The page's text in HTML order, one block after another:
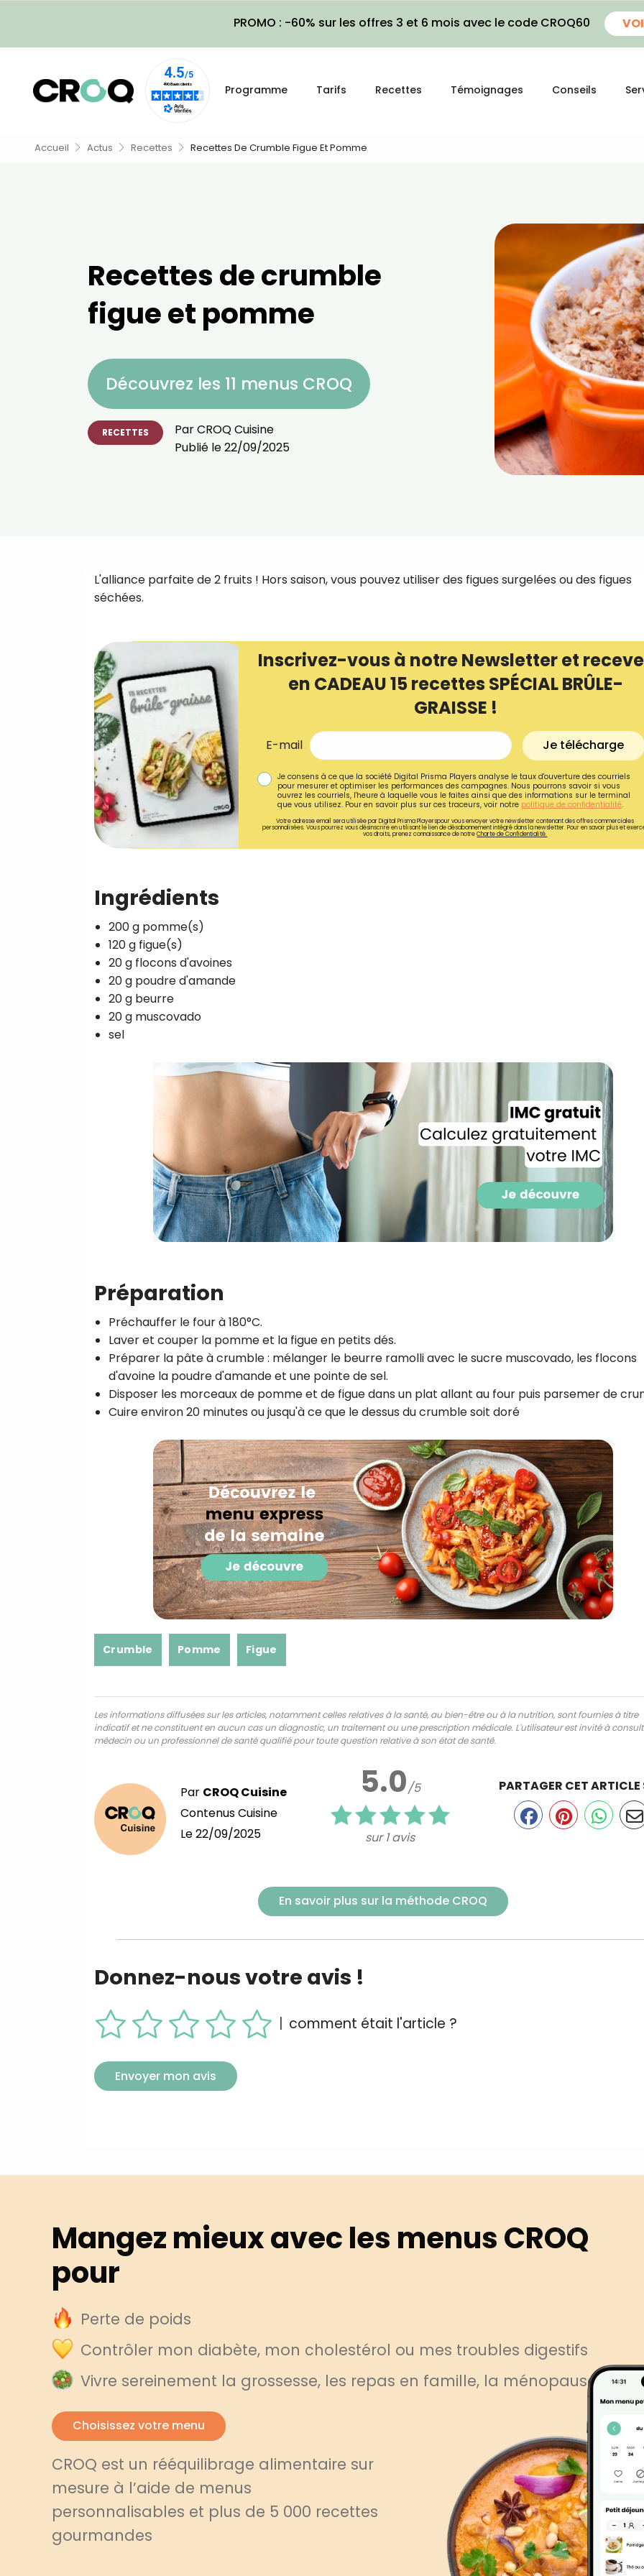
PROMO : -60% sur les offres 3 et 6 mois avec le code CROQ60
Programme Tarifs Recettes Témoignages Conseils
Accueil Actus Recettes Recettes De Crumble Figue Et Pomme
Recettes de crumble
figue et pomme
Découvrez les 11 menus CROQ
RECETTES ParCROQ Cuisine
Publié le22/09/2025
L'alliance parfaite de 2 fruits ! Hors saison, vous pouvez utiliser des figues surgelées ou des figues
séchées.
Inscrivez-vous à notre Newsletter et
en CADEAU 15 recettes SPÉCIAL BRÛLE-
GRAISSE !
E-mail Je télécharge
Je consens à ce que la société Digital Prisma Players analyse le taux d'ouverture des courriels
pour mesurer et optimiser les performances des campagnes. Nous pourrons savoir si vous
ouvrez les courriels, l'heure à laquelle vous le faites ainsi que des informations sur le terminal
que vous utilisez. Pour en savoir plus sur ces traceurs, voir notre politique de confidentialité.
Votre adresse email sera utilisée par Digital Prisma Playerspour vous envoyer votre newsletter contenant des offres commerciales
personnalisées. Vous pourrez vous désinscrire en utilisant le lien de désabonnement intégré dans la newsletter. Pour en savoir plus et
vos droits, prenez connaissance de notreCharte de Confidentialité.
Ingrédients
200 g pomme(s)
120 g figue(s)
20 g flocons d'avoines
20 g poudre d'amande
20 g beurre
20 g muscovado
sel
Préparation
Préchauffer le four à 180°C.
Laver et couper la pomme et la figue en petits dés.
Préparer la pâte à crumble : mélanger le beurre ramolli avec le sucre muscovado, les flocons
d'avoine la poudre d'amande et une pointe de sel.
Disposer les morceaux de pomme et de figue dans un plat allant au four puis parsemer de
Cuire environ 20 minutes ou jusqu'à ce que le dessus du crumble soit doré
Crumble Pomme Figue
Les informations diffusées sur les articles, notamment celles relatives à la santé, au bien-être ou à la nutrition, sont fournies à titre
indicatif et ne constituent en aucun cas un diagnostic, un traitement ou une prescription médicale. L'utilisateur est invité à
médecin ou un professionnel de santé qualifié pour toute question relative à son état de santé.
Par CROQ Cuisine
Contenus Cuisine
Le22/09/2025
5.0/5
sur 1 avis
PARTAGER CET ARTICLE
En savoir plus sur la méthode CROQ
Donnez-nous votre avis !
comment était l'article ?
Envoyer mon avis
Mangez mieux avec les menus CROQ
pour
Perte de poids
Contrôler mon diabète, mon cholestérol ou mes troubles digestifs
Vivre sereinement la grossesse, les repas en famille, la ménopause
Choisissez votre menu
CROQ est un rééquilibrage alimentaire sur
mesure à l’aide de menus
personnalisables et plus de 5 000 recettes
gourmandes
Recevez
recettes inédites de
Je consens à ce que la société
des courriels pour mesurer et
performances des campagnes.
pourrons savoir si vous ouvrez les
des informations sur le terminal
utilisez. Pour en savoir plus sur ces
voir notrepolitique de
Je reçois mon cadeau !
Votre adresse email sera utilisée par Digital Prisma
envoyer votre newsletter contenant des offres
personnalisées. Vous pourrez vous désinscrire en
désabonnement intégré dans la newsletter. Pour en
exercer vos droits, prenez connaissance de notre
Confidentialité.